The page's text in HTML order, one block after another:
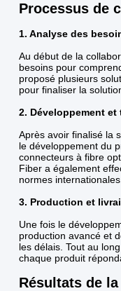
Processus de
1. Analyse des
Au début de la
besoins pour
proposé plusieurs
pour finaliser la
2. Développement
Après avoir finalisé la
le développement du
connecteurs à fibre
Fiber a également
normes internationales.
3. Production et
Une fois le
production avancé et
les délais. Tout au
chaque produit
Résultats de